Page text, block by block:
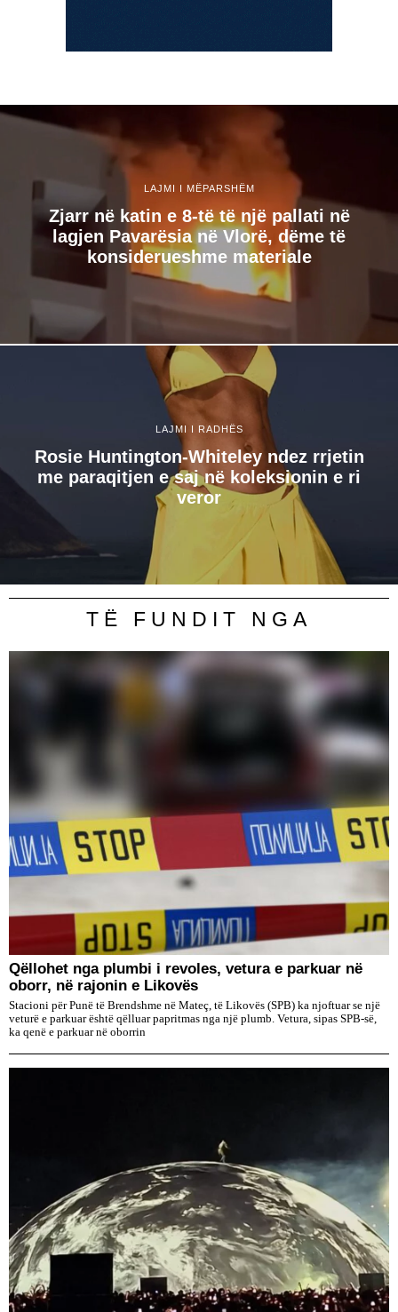
LAJMI I MËPARSHËM
Zjarr në katin e 8-të të një pallati në
lagjen Pavarësia në Vlorë, dëme të
konsiderueshme materiale
LAJMI I RADHËS
Rosie Huntington-Whiteley ndez rrjetin
me paraqitjen e saj në koleksionin e ri
veror
TË FUNDIT NGA
Qëllohet nga plumbi i revoles, vetura e parkuar në
oborr, në rajonin e Likovës
Stacioni për Punë të Brendshme në Mateç, të Likovës (SPB) ka njoftuar se një
veturë e parkuar është qëlluar papritmas nga një plumb. Vetura, sipas SPB-së,
ka qenë e parkuar në oborrin